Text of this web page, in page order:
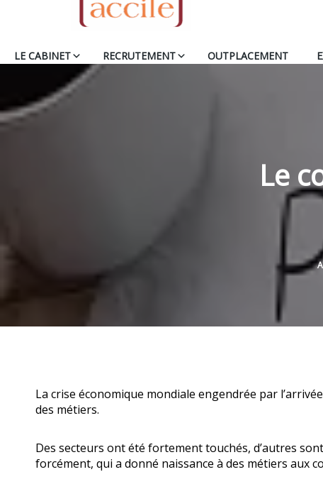
LE CABINET RECRUTEMENT OUTPLACEMENT
Le
La crise économique mondiale engendrée par
des métiers.
Des secteurs ont été fortement touchés, d’autres
forcément, qui a donné naissance à des métiers aux